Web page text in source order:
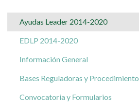
Ayudas Leader 2014-2020
EDLP 2014-2020
Información General
Bases Reguladoras y Procedimiento
Convocatoria y Formularios